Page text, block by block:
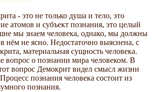
- это не только душа и тело, это
атомов и субъект познания, это целый
мы знаем человека, однако, мы должны
нём не ясно. Недостаточно выяснена, с
материальная сущность человека.
вопрос о познании мира человеком. В
вопрос Демокрит видел смысл жизни
познания человека состоит из
познания.